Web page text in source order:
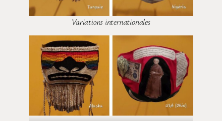
Variations internationales